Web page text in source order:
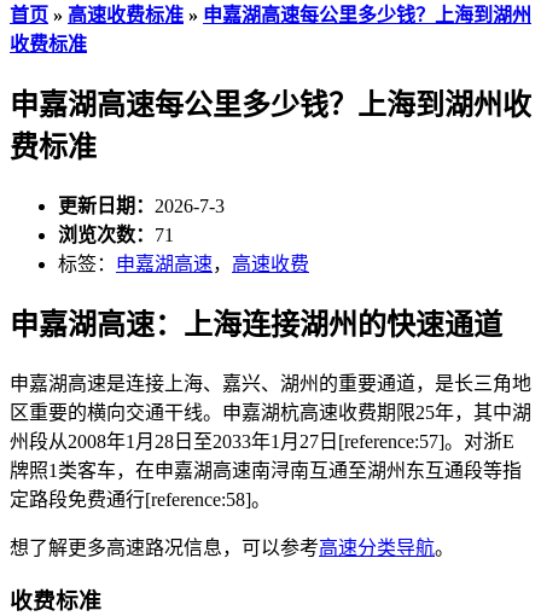
首页 » 高速收费标准 » 申嘉湖高速每公里多少钱？上海到湖州
收费标准
申嘉湖高速每公里多少钱？上海到湖州收
费标准
更新日期： 2026-7-3
浏览次数： 71
标签： 申嘉湖高速， 高速收费
申嘉湖高速：上海连接湖州的快速通道
申嘉湖高速是连接上海、嘉兴、湖州的重要通道，是长三角地
区重要的横向交通干线。申嘉湖杭高速收费期限25年，其中湖
州段从2008年1月28日至2033年1月27日[reference:57]。对浙E
牌照1类客车，在申嘉湖高速南浔南互通至湖州东互通段等指
定路段免费通行[reference:58]。
想了解更多高速路况信息，可以参考高速分类导航。
收费标准